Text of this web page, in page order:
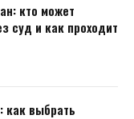
кто может
суд и как проходит
как выбрать